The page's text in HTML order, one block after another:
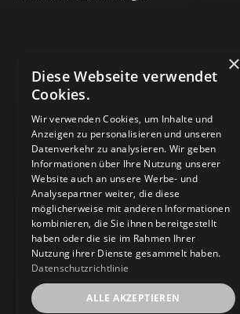
×
Diese Webseite verwendet
Cookies.
Wir verwenden Cookies, um Inhalte und
Anzeigen zu personalisieren und unseren
Datenverkehr zu analysieren. Wir geben
Informationen über Ihre Nutzung unserer
Website auch an unsere Werbe- und
Analysepartner weiter, die diese
möglicherweise mit anderen Informationen
kombinieren, die Sie ihnen bereitgestellt
haben oder die sie im Rahmen Ihrer
Nutzung ihrer Dienste gesammelt haben.
Datenschutzrichtlinie
ALLE AKZEPTIEREN